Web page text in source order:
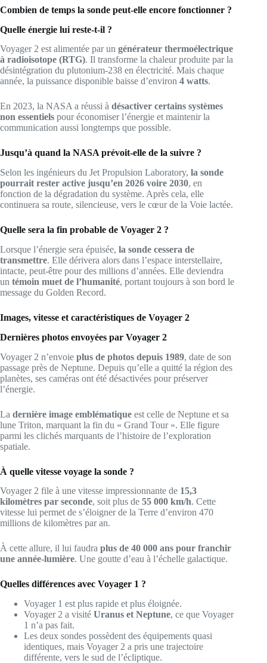
Combien de temps la sonde peut-elle encore fonctionner ?
Quelle énergie lui reste-t-il ?
Voyager 2 est alimentée par un générateur thermoélectrique
à radioisotope (RTG). Il transforme la chaleur produite par la
désintégration du plutonium-238 en électricité. Mais chaque
année, la puissance disponible baisse d’environ 4 watts.
En 2023, la NASA a réussi à désactiver certains systèmes
non essentiels pour économiser l’énergie et maintenir la
communication aussi longtemps que possible.
Jusqu’à quand la NASA prévoit-elle de la suivre ?
Selon les ingénieurs du Jet Propulsion Laboratory, la sonde
pourrait rester active jusqu’en 2026 voire 2030, en
fonction de la dégradation du système. Après cela, elle
continuera sa route, silencieuse, vers le cœur de la Voie lactée.
Quelle sera la fin probable de Voyager 2 ?
Lorsque l’énergie sera épuisée, la sonde cessera de
transmettre. Elle dérivera alors dans l’espace interstellaire,
intacte, peut-être pour des millions d’années. Elle deviendra
un témoin muet de l’humanité, portant toujours à son bord le
message du Golden Record.
Images, vitesse et caractéristiques de Voyager 2
Dernières photos envoyées par Voyager 2
Voyager 2 n’envoie plus de photos depuis 1989, date de son
passage près de Neptune. Depuis qu’elle a quitté la région des
planètes, ses caméras ont été désactivées pour préserver
l’énergie.
La dernière image emblématique est celle de Neptune et sa
lune Triton, marquant la fin du « Grand Tour ». Elle figure
parmi les clichés marquants de l’histoire de l’exploration
spatiale.
À quelle vitesse voyage la sonde ?
Voyager 2 file à une vitesse impressionnante de 15,3
kilomètres par seconde, soit plus de 55 000 km/h. Cette
vitesse lui permet de s’éloigner de la Terre d’environ 470
millions de kilomètres par an.
À cette allure, il lui faudra plus de 40 000 ans pour franchir
une année-lumière. Une goutte d’eau à l’échelle galactique.
Quelles différences avec Voyager 1 ?
Voyager 1 est plus rapide et plus éloignée.
Voyager 2 a visité Uranus et Neptune, ce que Voyager
1 n’a pas fait.
Les deux sondes possèdent des équipements quasi
identiques, mais Voyager 2 a pris une trajectoire
différente, vers le sud de l’écliptique.